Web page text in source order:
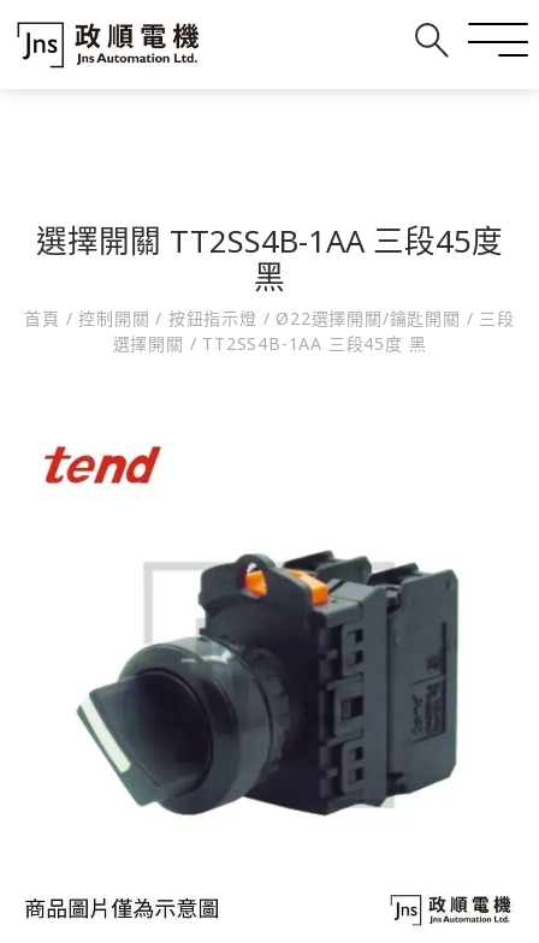
選擇開關 TT2SS4B-1AA 三段45度
黑
首頁 / 控制開關/ 按鈕指示燈 / Ø22選擇開關/鑰匙開關 / 三段
選擇開關 / TT2SS4B-1AA 三段45度 黑